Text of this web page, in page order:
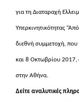
για τη Διαταραχή
Υπερκινητικότητας
διεθνή συμμετοχή, που
και 8 Οκτωβρίου 2017,
στην Αθήνα.
Δείτε αναλυτικές